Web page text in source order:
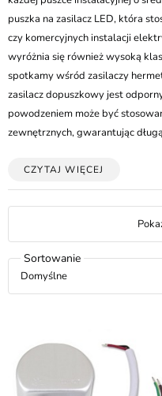
puszka na zasilacz LED, która
czy komercyjnych instalacji
wyróżnia się również wysoką
spotkamy wśród zasilaczy
zasilacz dopuszkowy jest
powodzeniem może być
zewnętrznych, gwarantując
CZYTAJ WIĘCEJ
Domyślne